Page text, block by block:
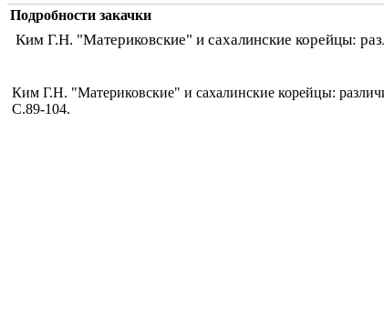
Подробности закачки
Ким Г.Н. "Материковские" и сахалинские корейцы:
Ким Г.Н. "Материковские" и сахалинские корейцы:
С.89-104.